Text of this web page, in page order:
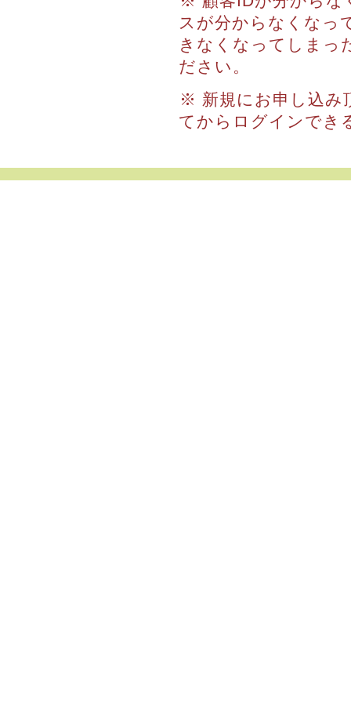
スが分からなくなっ
きなくなってしまっ
ださい。
※ 新規にお申し込み
てからログインでき